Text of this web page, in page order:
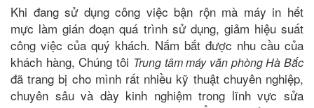
Khi đang sử dụng công việc bận rộn mà máy in hết
mực làm gián đoạn quá trình sử dụng, giảm hiệu suất
công việc của quý khách. Nắm bắt được nhu cầu của
khách hàng, Chúng tôi Trung tâm máy văn phòng Hà Bắc
đã trang bị cho mình rất nhiều kỹ thuật chuyên nghiệp,
chuyên sâu và dày kinh nghiệm trong lĩnh vực sửa